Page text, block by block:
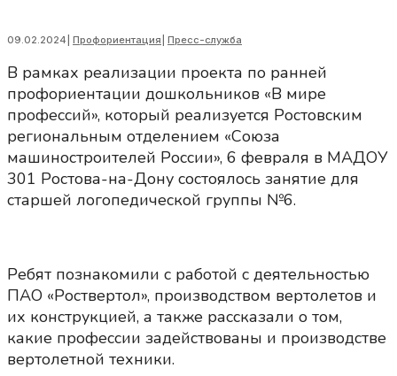
09.02.2024 Профориентация Пресс-служба
В рамках реализации проекта по ранней
профориентации дошкольников «В мире
профессий», который реализуется Ростовским
региональным отделением «Союза
машиностроителей России», 6 февраля в МАДОУ
301 Ростова-на-Дону состоялось занятие для
старшей логопедической группы №6.
Ребят познакомили с работой с деятельностью
ПАО «Роствертол», производством вертолетов и
их конструкцией, а также рассказали о том,
какие профессии задействованы и производстве
вертолетной техники.